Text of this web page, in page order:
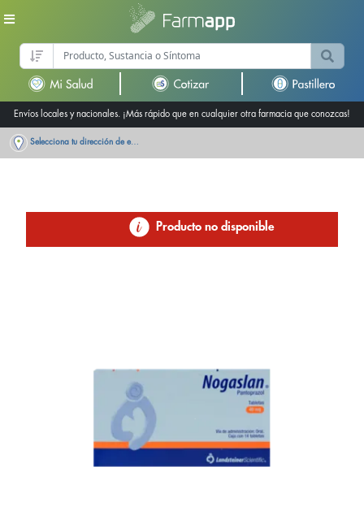
Envíos locales y nacionales. ¡Más rápido que en cualquier otra farmacia que conozcas!
Selecciona tu dirección de entrega
Producto no disponible